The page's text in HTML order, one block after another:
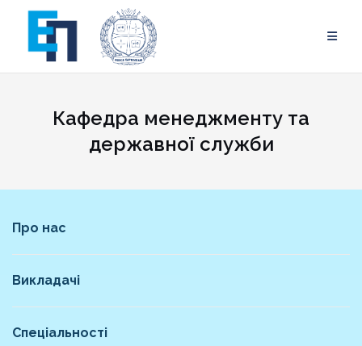
content
Кафедра менеджменту та
державної служби
Про нас
Викладачі
Спеціальності